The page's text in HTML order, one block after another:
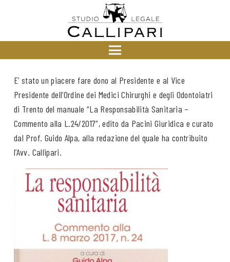
E’ stato un piacere fare dono al Presidente e al Vice
Presidente dell’Ordine dei Medici Chirurghi e degli Odontoiatri
di Trento del manuale “La Responsabilità Sanitaria –
Commento alla L.24/2017”, edito da Pacini Giuridica e curato
dal Prof. Guido Alpa, alla redazione del quale ha contribuito
l’Avv. Callipari.